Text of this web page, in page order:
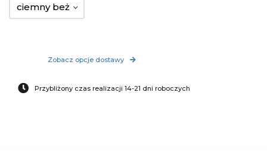
ciemny beż
Zobacz opcje dostawy
Przybliżony czas realizacji 14-21 dni roboczych